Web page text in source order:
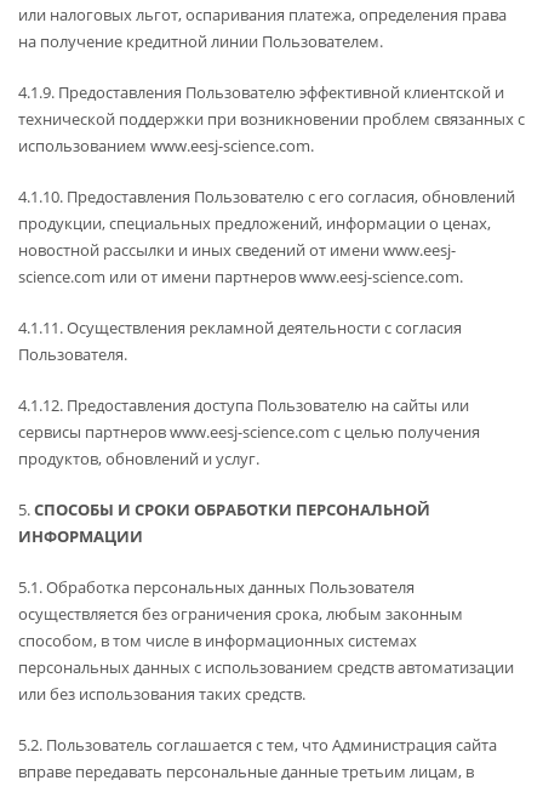
или налоговых льгот, оспаривания платежа, определения права
на получение кредитной линии Пользователем.
4.1.9. Предоставления Пользователю эффективной клиентской и
технической поддержки при возникновении проблем связанных с
использованием www.eesj-science.com.
4.1.10. Предоставления Пользователю с его согласия, обновлений
продукции, специальных предложений, информации о ценах,
новостной рассылки и иных сведений от имени www.eesj-
science.com или от имени партнеров www.eesj-science.com.
4.1.11. Осуществления рекламной деятельности с согласия
Пользователя.
4.1.12. Предоставления доступа Пользователю на сайты или
сервисы партнеров www.eesj-science.com с целью получения
продуктов, обновлений и услуг.
5.СПОСОБЫ И СРОКИ ОБРАБОТКИ ПЕРСОНАЛЬНОЙ
ИНФОРМАЦИИ
5.1. Обработка персональных данных Пользователя
осуществляется без ограничения срока, любым законным
способом, в том числе в информационных системах
персональных данных с использованием средств автоматизации
или без использования таких средств.
5.2. Пользователь соглашается с тем, что Администрация сайта
вправе передавать персональные данные третьим лицам, в